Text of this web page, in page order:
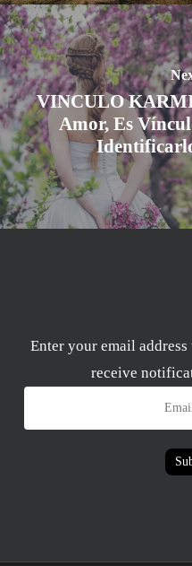
VINCULO
Amor, Es
Enter your email
receive
Email